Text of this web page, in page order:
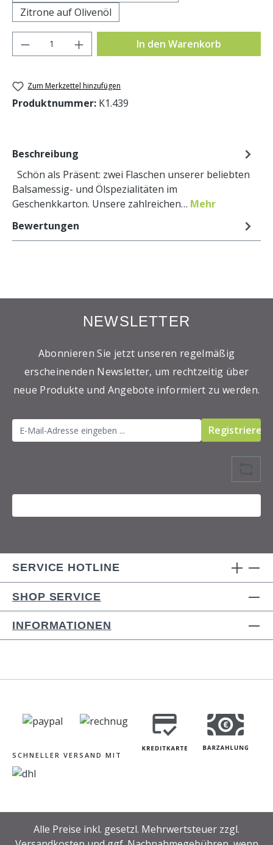
Zitrone auf Olivenöl
Produkt Anzahl: Gib den gewünschten
In den Warenkorb
Zum Merkzettel hinzufügen
Produktnummer: K1.439
Beschreibung
Schön als Präsent: zwei Flaschen unserer beliebten
Balsamessig- und Ölspezialitäten im
Geschenkkarton. Unsere zahlreichen… Mehr
Bewertungen
NEWSLETTER
Abonnieren Sie jetzt unseren regelmäßig
erscheinenden Newsletter, um rechtzeitig über
neue Produkte und Angebote informiert zu werden.
Registrieren
SERVICE HOTLINE
SHOP SERVICE
INFORMATIONEN
SCHNELLER VERSAND MIT
Alle Preise inkl. gesetzl. Mehrwertsteuer zzgl.